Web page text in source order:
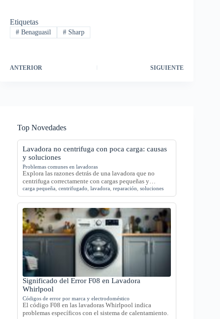
Etiquetas
#Benaguasil #Sharp
ANTERIOR SIGUIENTE
Top Novedades
Lavadora no centrifuga con poca carga: causas
y soluciones
Problemas comunes en lavadoras
Explora las razones detrás de una lavadora que no
centrifuga correctamente con cargas pequeñas y…
carga pequeña centrifugado lavadora reparación soluciones
Significado del Error F08 en Lavadora
Whirlpool
Códigos de error por marca y electrodoméstico
El código F08 en las lavadoras Whirlpool indica
problemas específicos con el sistema de calentamiento.